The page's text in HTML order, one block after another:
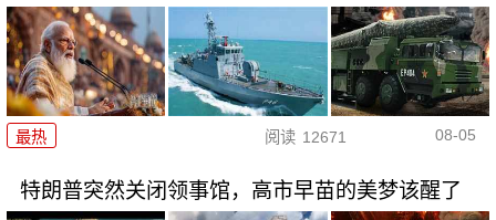
最热 阅读 12671 08-05
特朗普突然关闭领事馆，高市早苗的美梦该醒了